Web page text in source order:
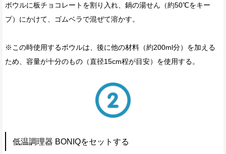
ボウルに板チョコレートを割り入れ、鍋の湯せん（約50℃をキー
プ）にかけて、ゴムベラで混ぜて溶かす。
※この時使用するボウルは、後に他の材料（約200ml分）を加える
ため、容量が十分のもの（直径15cm程が目安）を使用する。
低温調理器 BONIQをセットする